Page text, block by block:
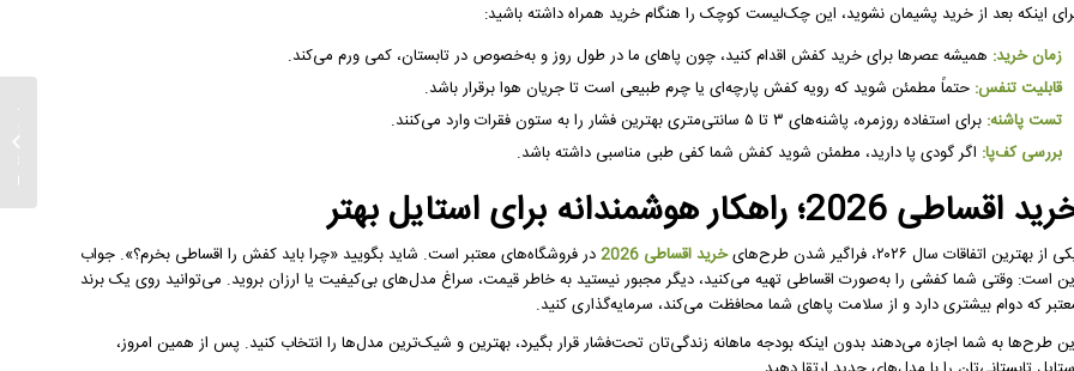
اینکه بعد از خرید پشیمان نشوید، این چک‌لیست کوچک را هنگام خرید همراه داشته باشید:
زمان خرید: همیشه عصرها برای خرید کفش اقدام کنید، چون پاهای ما در طول روز و به‌خصوص در تابستان، کمی ورم می‌کند.
قابلیت تنفس: حتماً مطمئن شوید که رویه کفش پارچه‌ای یا چرم طبیعی است تا جریان هوا برقرار باشد.
تست پاشنه: برای استفاده روزمره، پاشنه‌های ۳ تا ۵ سانتی‌متری بهترین فشار را به ستون فقرات وارد می‌کنند.
بررسی کف‌پا: اگر گودی پا دارید، مطمئن شوید کفش شما کفی طبی مناسبی داشته باشد.
اقساطی 2026؛ راهکار هوشمندانه برای استایل بهتر
از بهترین اتفاقات سال ۲۰۲۶، فراگیر شدن طرح‌های خرید اقساطی 2026
در فروشگاه‌های معتبر است. شاید بگویید «چرا باید کفش را اقساطی بخرم؟». جواب
است: وقتی شما کفشی را به‌صورت اقساطی تهیه می‌کنید، دیگر مجبور نیستید به خاطر قیمت، سراغ مدل‌های بی‌کیفیت یا ارزان بروید. می‌توانید روی یک برند
که دوام بیشتری دارد و از سلامت پاهای شما محافظت می‌کند، سرمایه‌گذاری کنید.
طرح‌ها به شما اجازه می‌دهند بدون اینکه بودجه ماهانه زندگی‌تان تحت‌فشار قرار بگیرد، بهترین و شیک‌ترین مدل‌ها را انتخاب کنید. پس از همین امروز،
اقساطی